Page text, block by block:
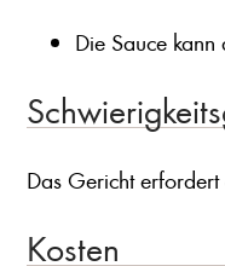
Die Sauce
Das Gericht
Kosten